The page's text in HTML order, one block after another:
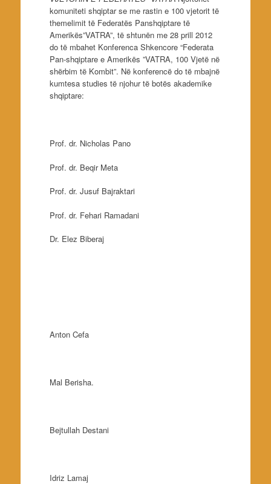
komuniteti shqiptar se me rastin e 100 vjetorit të
themelimit të Federatës Panshqiptare të
Amerikës”VATRA”, të shtunën me 28 prill 2012
do të mbahet Konferenca Shkencore “Federata
Pan-shqiptare e Amerikës ”VATRA, 100 Vjetë në
shërbim të Kombit”. Në konferencë do të mbajnë
kumtesa studies të njohur të botës akademike
shqiptare:
Prof. dr. Nicholas Pano
Prof. dr. Beqir Meta
Prof. dr. Jusuf Bajraktari
Prof. dr. Fehari Ramadani
Dr. Elez Biberaj
Anton Cefa
Mal Berisha.
Bejtullah Destani
Idriz Lamaj